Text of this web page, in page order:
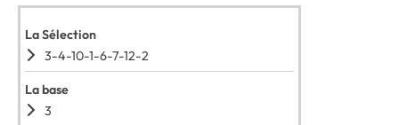
La Sélection
3-4-10-1-6-7-12-2
La base
3